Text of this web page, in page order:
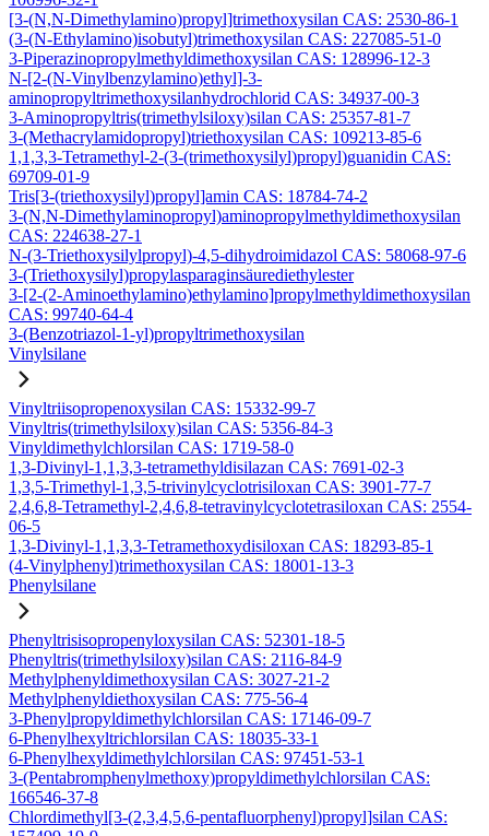
[3-(N,N-Dimethylamino)propyl]trimethoxysilan CAS: 2530-86-1
(3-(N-Ethylamino)isobutyl)trimethoxysilan CAS: 227085-51-0
3-Piperazinopropylmethyldimethoxysilan CAS: 128996-12-3
N-[2-(N-Vinylbenzylamino)ethyl]-3-
aminopropyltrimethoxysilanhydrochlorid CAS: 34937-00-3
3-Aminopropyltris(trimethylsiloxy)silan CAS: 25357-81-7
3-(Methacrylamidopropyl)triethoxysilan CAS: 109213-85-6
1,1,3,3-Tetramethyl-2-(3-(trimethoxysilyl)propyl)guanidin CAS:
69709-01-9
Tris[3-(triethoxysilyl)propyl]amin CAS: 18784-74-2
3-(N,N-Dimethylaminopropyl)aminopropylmethyldimethoxysilan
CAS: 224638-27-1
N-(3-Triethoxysilylpropyl)-4,5-dihydroimidazol CAS: 58068-97-6
3-(Triethoxysilyl)propylasparaginsäurediethylester
3-[2-(2-Aminoethylamino)ethylamino]propylmethyldimethoxysilan
CAS: 99740-64-4
3-(Benzotriazol-1-yl)propyltrimethoxysilan
Vinylsilane
Vinyltriisopropenoxysilan CAS: 15332-99-7
Vinyltris(trimethylsiloxy)silan CAS: 5356-84-3
Vinyldimethylchlorsilan CAS: 1719-58-0
1,3-Divinyl-1,1,3,3-tetramethyldisilazan CAS: 7691-02-3
1,3,5-Trimethyl-1,3,5-trivinylcyclotrisiloxan CAS: 3901-77-7
2,4,6,8-Tetramethyl-2,4,6,8-tetravinylcyclotetrasiloxan CAS: 2554-
06-5
1,3-Divinyl-1,1,3,3-Tetramethoxydisiloxan CAS: 18293-85-1
(4-Vinylphenyl)trimethoxysilan CAS: 18001-13-3
Phenylsilane
Phenyltrisisopropenyloxysilan CAS: 52301-18-5
Phenyltris(trimethylsiloxy)silan CAS: 2116-84-9
Methylphenyldimethoxysilan CAS: 3027-21-2
Methylphenyldiethoxysilan CAS: 775-56-4
3-Phenylpropyldimethylchlorsilan CAS: 17146-09-7
6-Phenylhexyltrichlorsilan CAS: 18035-33-1
6-Phenylhexyldimethylchlorsilan CAS: 97451-53-1
3-(Pentabromphenylmethoxy)propyldimethylchlorsilan CAS:
166546-37-8
Chlordimethyl[3-(2,3,4,5,6-pentafluorphenyl)propyl]silan CAS: